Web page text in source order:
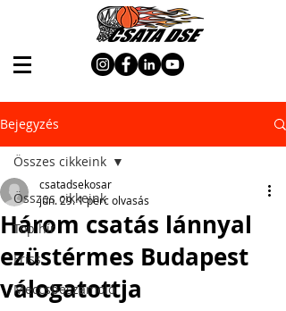
Bejegyzés
Összes cikkeink
Top hír
Friss
Meccsbeszámoló
Összes cikkeink
Három csatás lánnyal
ezüstérmes Budapest
válogatottja
csatadsekosar
jún. 29.1 perc olvasás